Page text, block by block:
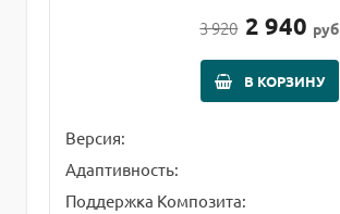
3 920 2 940 руб
В КОРЗИНУ
Версия:
Адаптивность:
Поддержка Композита: